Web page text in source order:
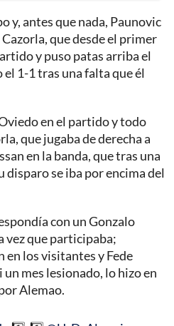
y, antes que nada, Paunovic
que desde el primer
y puso patas arriba el
1-1 tras una falta que él
en el partido y todo
que jugaba de derecha a
en la banda, que tras una
disparo se iba por encima del
con un Gonzalo
vez que participaba;
en los visitantes y Fede
mes lesionado, lo hizo en
Alemao.